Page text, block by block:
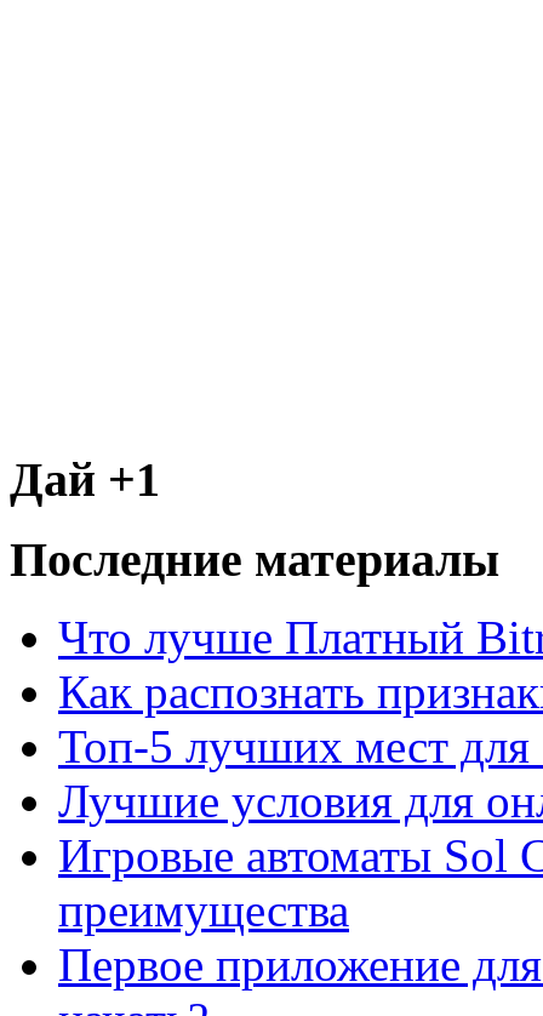
Дай +1
Последние материалы
Что лучше Платный
Как распознать
Топ-5 лучших мест для
Лучшие условия для
Игровые автоматы Sol
преимущества
Первое приложение